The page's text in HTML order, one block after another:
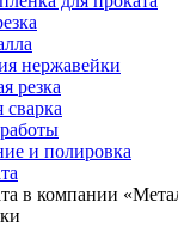
нержавейки
резка
сварка
и полировка
в компании